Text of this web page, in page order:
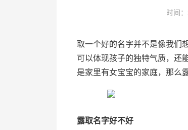
时间
取一个好的名字并不是像我们
可以体现孩子的独特气质，还
是家里有女宝宝的家庭，那么
露取名字好不好